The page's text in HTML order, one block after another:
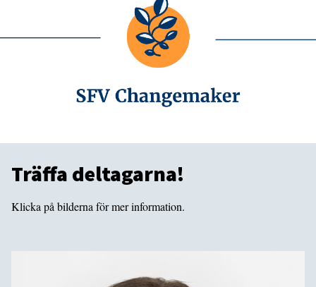
Träffa deltagarna!
Klicka på bilderna för mer information.